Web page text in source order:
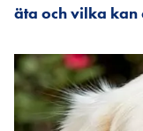
äta och vilka kan